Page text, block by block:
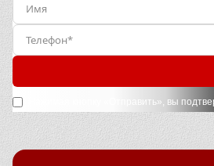
Нажимая кнопку «Отправить», вы